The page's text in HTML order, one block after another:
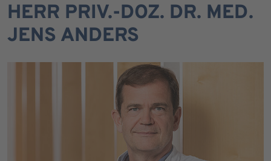
HERR PRIV.-DOZ. DR. MED.
JENS ANDERS